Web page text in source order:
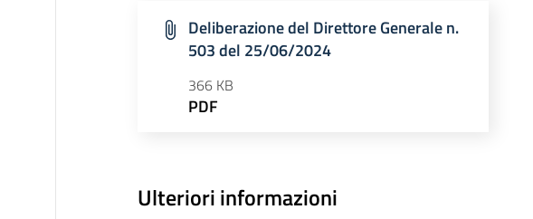
Deliberazione del Direttore Generale n.
503 del 25/06/2024
366 KB
PDF
Ulteriori informazioni